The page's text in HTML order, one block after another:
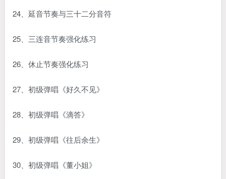
24、延音节奏与三十二分音符
25、三连音节奏强化练习
26、休止节奏强化练习
27、初级弹唱《好久不见》
28、初级弹唱《滴答》
29、初级弹唱《往后余生》
30、初级弹唱《董小姐》